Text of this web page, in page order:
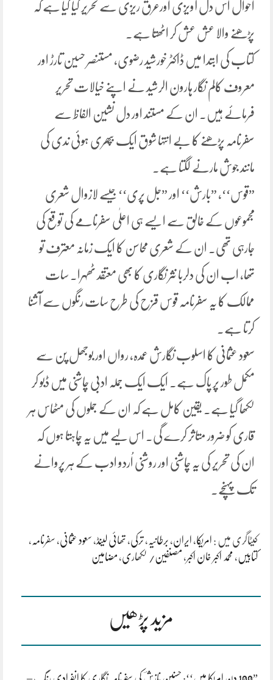
احوال اس دل آویزی اورعرق ریزی سے تحریر کیا گیا ہے کہ
پڑھنے والا عش عش کر اٹھتا ہے.
کتاب کی ابتدا میں ڈاکٹر خورشید رضوی، مستنصر حسین تارڑ اور
معروف کالم نگار ہارون الرشید نے اپنے خیالات تحریر
فرمائے ہیں. ان کے مستند اور دل نشین الفاظ سے
سفرنامہ پڑھنے کا بے انتہا شوق ایک بپھری ہوئی ندی کی
مانند جوش مارنے لگتا ہے.
”قوس‘‘، ”بارش‘‘ اور ”جل پری‘‘ جیسے لازوال شعری
مجموعوں کے خالق سے ایسے ہی اعلٰی سفرنامے کی توقع کی
جارہی تھی. ان کے شعری محاسن کا ایک زمانہ معترف تو
تھا، اب ان کی دلربا نثر نگاری کا بھی معتقد ٹھہرا. سات
ممالک کا یہ سفرنامہ قوس قزح کی طرح سات رنگوں سے آشنا
کرتا ہے.
سعود عثمانی کا اسلوب نگارش عمدہ، رواں اور بوجھل پن سے
مکمل طور پر پاک ہے. ایک ایک جملہ ادبی چاشنی میں ڈبو کر
لکھا گیا ہے. یقین کامل ہے کہ ان کے جملوں کی مٹھاس ہر
قاری کو ضرور متاثر کرے گی. اس لیے میں یہ چاہتا ہوں کہ
ان کی تحریر کی یہ چاشنی اور روشنی اُردو ادب کے ہر پروانے
تک پہنچے.
کیٹاگری میں : امریکا، ایران، برطانیہ ،ترکی، تھائی لینڈ، سعود عثمانی، سفرنامہ
،
کتابیں ، محمد اکبر خان اکبر ، مصنفین/ لکھاری، مضامین
مزید پڑھیں